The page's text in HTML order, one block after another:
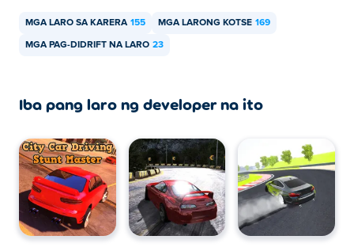
MGA LARO SA KARERA 155 MGA LARONG KOTSE 169
MGA PAG-DIDRIFT NA LARO 23
Iba pang laro ng developer na ito